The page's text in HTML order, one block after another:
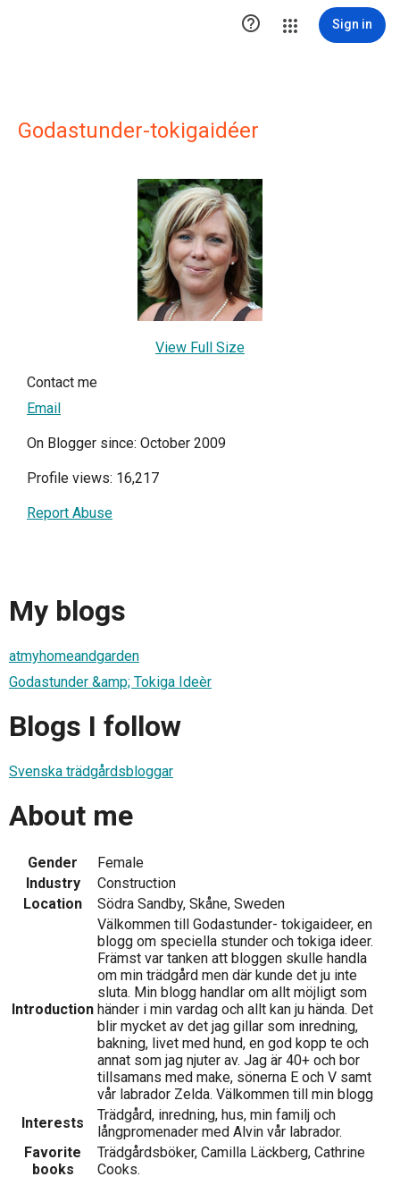
 Sign in
Godastunder-tokigaidéer
View Full Size
Contact me
Email
On Blogger since: October 2009
Profile views: 16,217
Report Abuse
My blogs
atmyhomeandgarden
Godastunder &amp; Tokiga Ideèr
Blogs I follow
Svenska trädgårdsbloggar
About me
Gender
Female
Industry
Construction
Location
Södra Sandby, Skåne, Sweden
Introduction
Välkommen till Godastunder- tokigaideer, en
blogg om speciella stunder och tokiga ideer.
Främst var tanken att bloggen skulle handla
om min trädgård men där kunde det ju inte
sluta. Min blogg handlar om allt möjligt som
händer i min vardag och allt kan ju hända. Det
blir mycket av det jag gillar som inredning,
bakning, livet med hund, en god kopp te och
annat som jag njuter av. Jag är 40+ och bor
tillsamans med make, sönerna E och V samt
vår labrador Zelda. Välkommen till min blogg
Interests
Trädgård, inredning, hus, min familj och
långpromenader med Alvin vår labrador.
Favorite
books
Trädgårdsböker, Camilla Läckberg, Cathrine
Cooks.